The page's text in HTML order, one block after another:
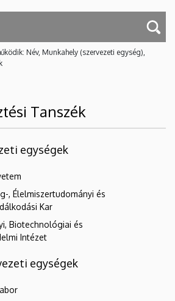
Név, Munkahely (szervezeti egység),
Tanszék
egységek
, Élelmiszertudományi és
Kar
Biotechnológiai és
Intézet
egységek